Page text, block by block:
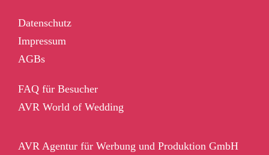
Datenschutz
Impressum
AGBs
FAQ für Besucher
AVR World of Wedding
AVR Agentur für Werbung und Produktion GmbH